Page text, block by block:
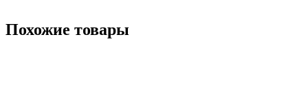
Похожие товары